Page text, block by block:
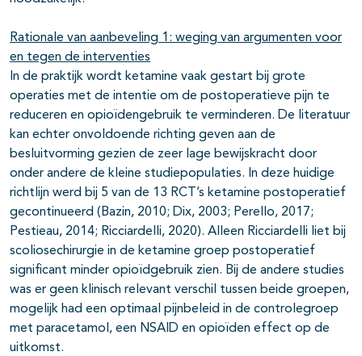
Rationale van aanbeveling 1: weging van argumenten voor
en tegen de interventies
In de praktijk wordt ketamine vaak gestart bij grote
operaties met de intentie om de postoperatieve pijn te
reduceren en opioïdengebruik te verminderen. De literatuur
kan echter onvoldoende richting geven aan de
besluitvorming gezien de zeer lage bewijskracht door
onder andere de kleine studiepopulaties. In deze huidige
richtlijn werd bij 5 van de 13 RCT’s ketamine postoperatief
gecontinueerd (Bazin, 2010; Dix, 2003; Perello, 2017;
Pestieau, 2014; Ricciardelli, 2020). Alleen Ricciardelli liet bij
scoliosechirurgie in de ketamine groep postoperatief
significant minder opioïdgebruik zien. Bij de andere studies
was er geen klinisch relevant verschil tussen beide groepen,
mogelijk had een optimaal pijnbeleid in de controlegroep
met paracetamol, een NSAID en opioïden effect op de
uitkomst.